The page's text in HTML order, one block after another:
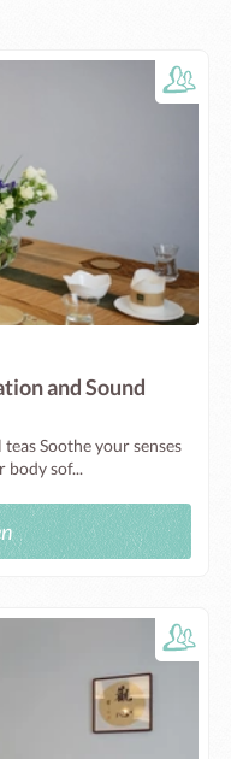
and Sound
Soothe your senses
body sof...